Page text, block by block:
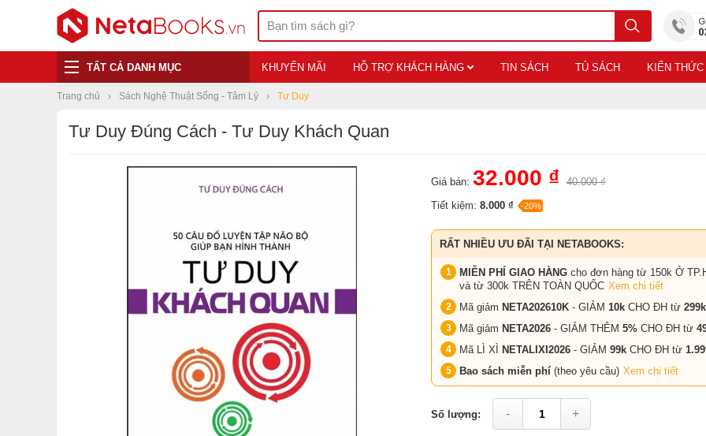
TẤT CẢ DANH MỤC KHUYẾN MÃI HỖ TRỢ KHÁCH HÀNG TIN SÁCH TỦ SÁCH KIẾN THỨC
Trang chủ Sách Nghệ Thuật Sống - Tâm Lý Tư Duy
Tư Duy Đúng Cách - Tư Duy Khách Quan
Giá bán: 32.000 ₫
40.000 ₫
Tiết kiệm: 8.000 ₫ -20%
RẤT NHIỀU ƯU ĐÃI TẠI NETABOOKS:
MIỄN PHÍ GIAO HÀNG cho đơn hàng từ 150k Ở
và từ 300k TRÊN TOÀN QUỐC Xem chi tiết
Mã giảm NETA202610K - GIẢM 10k CHO ĐH từ 299k
Mã giảm NETA2026 - GIẢM THÊM 5% CHO ĐH từ
Mã LÌ XÌ
NETALIXI2026 - GIẢM 99k CHO ĐH từ
Bao sách miễn phí (theo yêu cầu) Xem chi tiết
Số lượng: - +